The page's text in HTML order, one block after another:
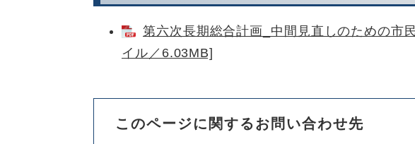
第六次長期総合計画_中間見直しのための市
イル／6.03MB]
このページに関するお問い合わせ先